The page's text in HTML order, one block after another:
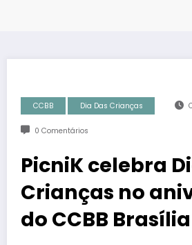
CCBB Dia Das Crianças
0 Comentários
PicniK celebra
Crianças no
do CCBB Brasília